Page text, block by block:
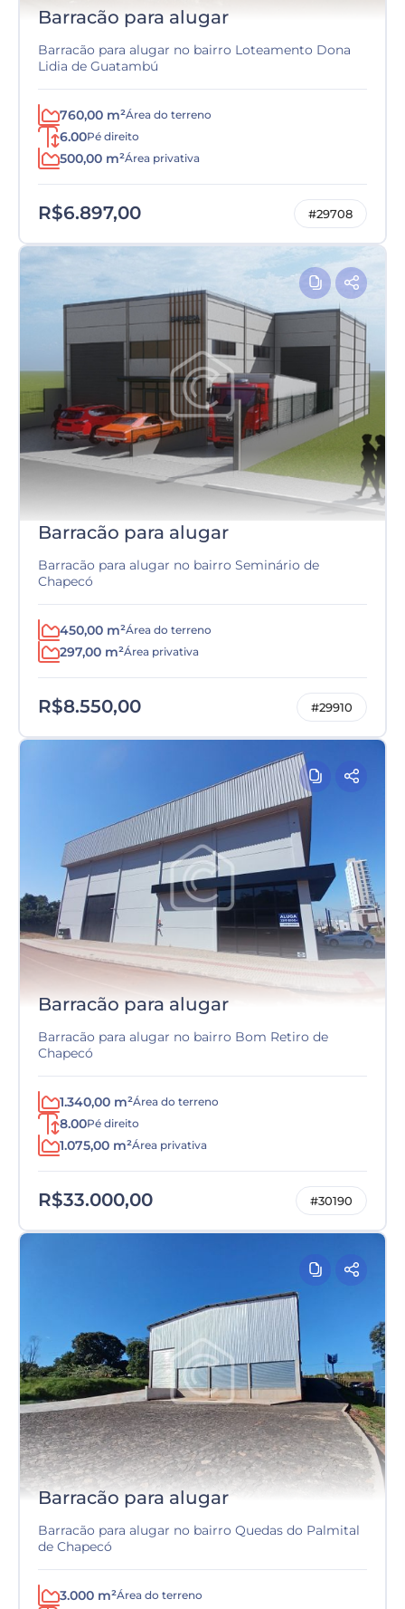
Barracão para alugar
Barracão para alugar no bairro Loteamento Dona
Lidia de Guatambú
760,00 m²Área do terreno
6.00Pé direito
500,00 m²Área privativa
R$6.897,00 #29708
Barracão para alugar
Barracão para alugar no bairro Seminário de
Chapecó
450,00 m²Área do terreno
297,00 m²Área privativa
R$8.550,00 #29910
Barracão para alugar
Barracão para alugar no bairro Bom Retiro de
Chapecó
1.340,00 m²Área do terreno
8.00Pé direito
1.075,00 m²Área privativa
R$33.000,00 #30190
Barracão para alugar
Barracão para alugar no bairro Quedas do Palmital
de Chapecó
3.000 m²Área do terreno